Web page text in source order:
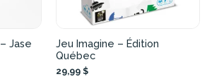
Jase
Jeu Imagine – Édition
Québec
29,99 $